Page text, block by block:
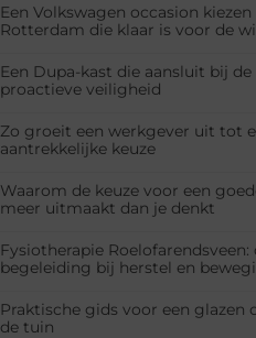
Een Volkswagen occasion
Rotterdam die klaar is voor de
Een Dupa-kast die aansluit bij
proactieve veiligheid
Zo groeit een werkgever uit tot
aantrekkelijke keuze
Waarom de keuze voor een
meer uitmaakt dan je denkt
Fysiotherapie
begeleiding bij herstel en
Praktische gids voor een glazen
de tuin